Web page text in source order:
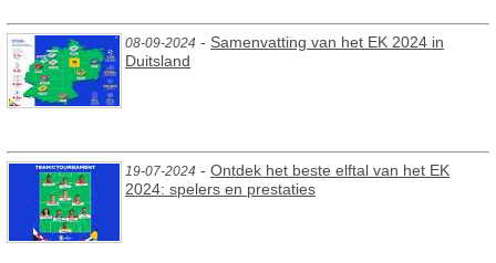
08-09-2024 - Samenvatting van het EK 2024 in
Duitsland
19-07-2024 - Ontdek het beste elftal van het EK
2024: spelers en prestaties